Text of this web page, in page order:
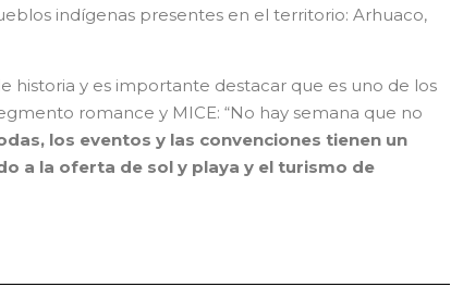
indígenas presentes en el territorio: Arhuaco,
historia y es importante destacar que es uno de los
romance y MICE: “No hay semana que no
los eventos y las convenciones tienen un
a la oferta de sol y playa y el turismo de